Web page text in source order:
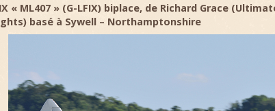
« ML407 » (G-LFIX) biplace, de Richard Grace
basé à Sywell – Northamptonshire